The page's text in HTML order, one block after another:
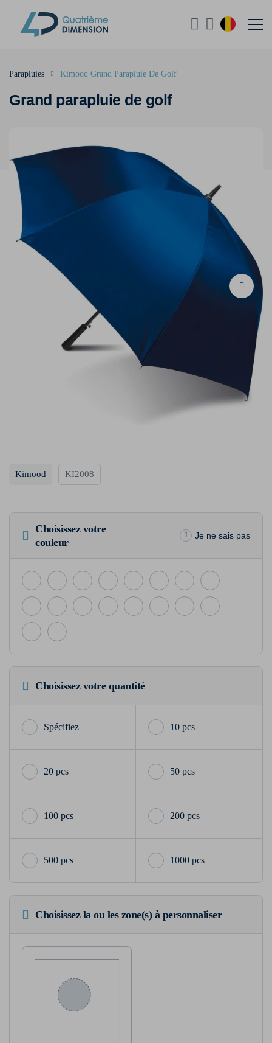
Grand parapluie de golf
Parapluies Kimood Grand Parapluie De Golf
Kimood KI2008
Choisissez votre
couleur
Je ne sais pas
Choisissez votre quantité
10 pcs
20 pcs 50 pcs
100 pcs 200 pcs
500 pcs 1000 pcs
Choisissez la ou les zone(s) à personnaliser